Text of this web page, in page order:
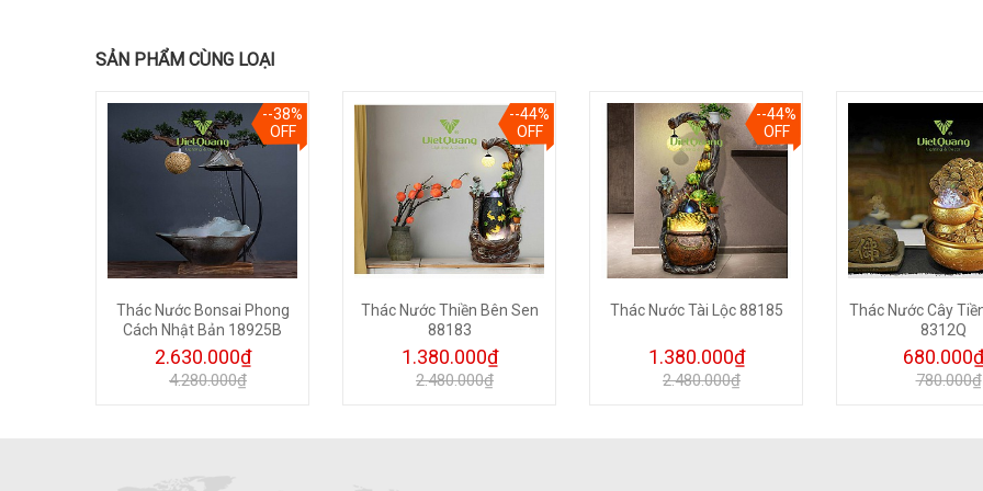
SẢN PHẨM CÙNG LOẠI
--38%
OFF
Thác Nước Bonsai Phong
Cách Nhật Bản 18925B
2.630.000₫
4.280.000₫
--44%
OFF
Thác Nước Thiền Bên Sen
88183
1.380.000₫
2.480.000₫
--44%
OFF
Thác Nước Tài Lộc 88185
1.380.000₫
2.480.000₫
Thác Nước Cây
8312Q
680.000₫
780.000₫